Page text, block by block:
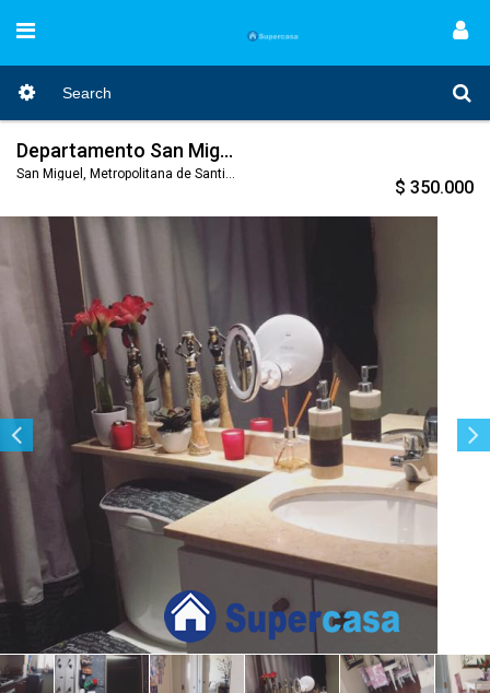
Departamento San Miguel
San Miguel, Metropolitana de Santiago, Nro. Código 127
$ 350.000